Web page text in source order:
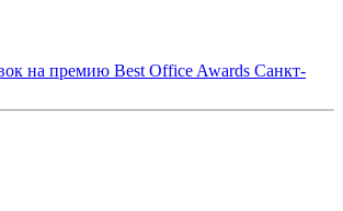
на премию Best Office Awards Санкт-